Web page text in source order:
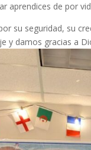
aprendices de por
su seguridad, su
y damos gracias a